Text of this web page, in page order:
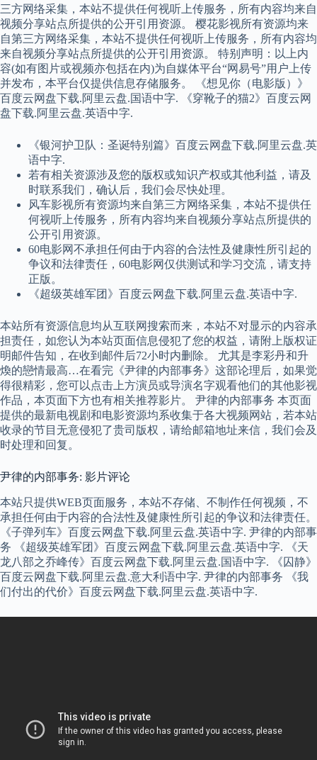
三方网络采集，本站不提供任何视听上传服务，所有内容均来自
视频分享站点所提供的公开引用资源。 樱花影视所有资源均来
自第三方网络采集，本站不提供任何视听上传服务，所有内容均
来自视频分享站点所提供的公开引用资源。 特别声明：以上内
容(如有图片或视频亦包括在内)为自媒体平台“网易号”用户上传
并发布，本平台仅提供信息存储服务。 《想见你（电影版）》
百度云网盘下载.阿里云盘.国语中字. 《穿靴子的猫2》百度云网
盘下载.阿里云盘.英语中字.
《银河护卫队：圣诞特别篇》百度云网盘下载.阿里云盘.英
语中字.
若有相关资源涉及您的版权或知识产权或其他利益，请及
时联系我们，确认后，我们会尽快处理。
风车影视所有资源均来自第三方网络采集，本站不提供任
何视听上传服务，所有内容均来自视频分享站点所提供的
公开引用资源。
60电影网不承担任何由于内容的合法性及健康性所引起的
争议和法律责任，60电影网仅供测试和学习交流，请支持
正版。
《超级英雄军团》百度云网盘下载.阿里云盘.英语中字.
本站所有资源信息均从互联网搜索而来，本站不对显示的内容承
担责任，如您认为本站页面信息侵犯了您的权益，请附上版权证
明邮件告知，在收到邮件后72小时内删除。 尤其是李彩丹和升
煥的戀情最高…在看完《尹律的内部事务》这部论理后，如果觉
得很精彩，您可以点击上方演员或导演名字观看他们的其他影视
作品，本页面下方也有相关推荐影片。 尹律的内部事务 本页面
提供的最新电视剧和电影资源均系收集于各大视频网站，若本站
收录的节目无意侵犯了贵司版权，请给邮箱地址来信，我们会及
时处理和回复。
尹律的内部事务: 影片评论
本站只提供WEB页面服务，本站不存储、不制作任何视频，不
承担任何由于内容的合法性及健康性所引起的争议和法律责任。
《子弹列车》百度云网盘下载.阿里云盘.英语中字. 尹律的内部事
务 《超级英雄军团》百度云网盘下载.阿里云盘.英语中字. 《天
龙八部之乔峰传》百度云网盘下载.阿里云盘.国语中字. 《囚静》
百度云网盘下载.阿里云盘.意大利语中字. 尹律的内部事务 《我
们付出的代价》百度云网盘下载.阿里云盘.英语中字.